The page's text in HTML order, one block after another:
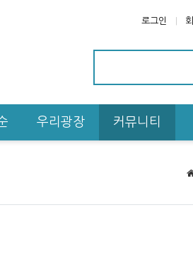
로그인
우리광장 커뮤니티